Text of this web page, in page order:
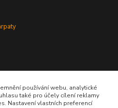
používání webu, analytické
také pro účely cílení reklamy
Nastavení vlastních preferencí